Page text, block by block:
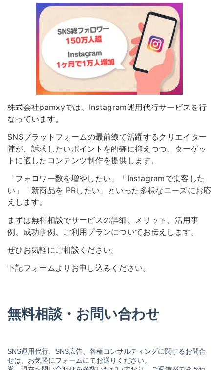
株式会社pamxyでは、Instagram運用代行サービスを行
なっています。
SNSプラットフォームの最前線で活躍するクリエイター
陣が、訴求したいポイントを的確に抑えつつ、ターゲッ
トに適したコンテンツ制作を提供します。
「フォロワー数を増やしたい」「Instagramで集客した
い」「新商品を PRしたい」といった多様なニーズにお応
えします。
まずは無料相談でサービスの詳細、メリット、活用事
例、成功事例、ご利用プランについてお伝えします。
ぜひお気軽にご相談ください。
下記フォームよりお申し込みください。